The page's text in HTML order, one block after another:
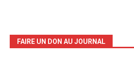
FAIRE UN DON AU JOURNAL